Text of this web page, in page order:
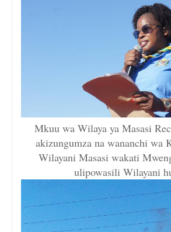
Mkuu wa Wilaya ya Masasi
akizungumza na wananchi wa
Wilayani Masasi wakati
ulipowasili Wilayani